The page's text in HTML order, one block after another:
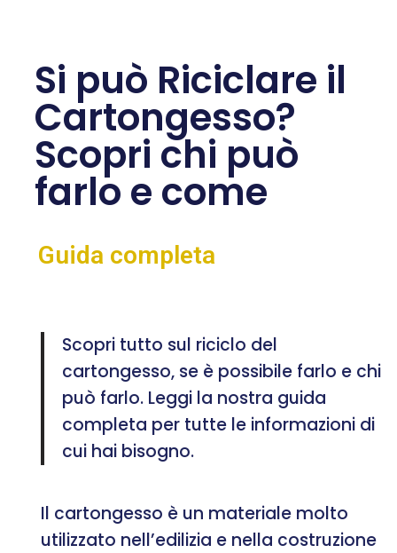
Si può Riciclare il
Cartongesso?
Scopri chi può
farlo e come
Guida completa
Scopri tutto sul riciclo del
cartongesso, se è possibile farlo e chi
può farlo. Leggi la nostra guida
completa per tutte le informazioni di
cui hai bisogno.
Il cartongesso è un materiale molto
utilizzato nell’edilizia e nella costruzione